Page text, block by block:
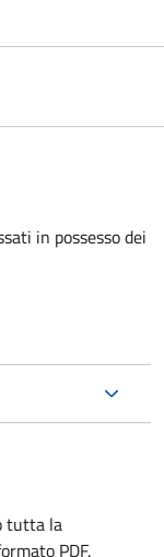
in possesso dei
tutta la
PDF.